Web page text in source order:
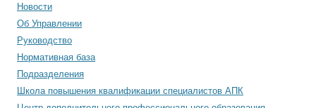
Новости
Об Управлении
Руководство
Нормативная база
Подразделения
Школа повышения квалификации специалистов АПК